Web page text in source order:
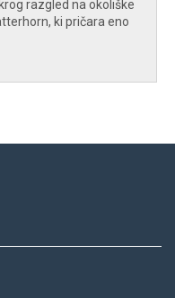
razgled na okoliške
ki pričara eno